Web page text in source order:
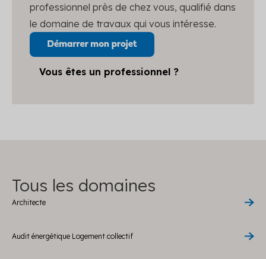
professionnel près de chez vous, qualifié dans
le domaine de travaux qui vous intéresse.
Vous êtes un professionnel ?
Tous les domaines
Architecte
Audit énergétique Logement collectif